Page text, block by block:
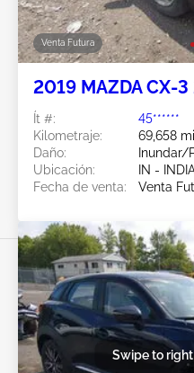
Venta Futura
2019 MAZDA CX-
Ít #:
45******
Kilometraje:
69,658
Daño:
Inundar/
Ubicación:
IN -
Fecha de venta:
Venta
Swipe to